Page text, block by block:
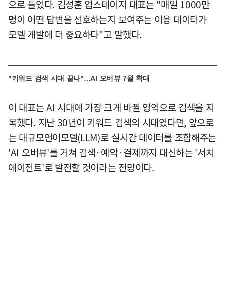
으로 들었다. 김성훈 업스테이지 대표는 "매일 1000만
명이 어떤 답변을 선호하는지 보여주는 이용 데이터가
모델 개발에 더 중요하다"고 말했다.
"키워드 검색 시대 끝나"…AI 오버뷰 7월 확대
이 대표는 AI 시대에 가장 크게 바뀔 영역으로 검색을 지
목했다. 지난 30년이 키워드 검색의 시대였다면, 앞으로
는 대규모언어모델(LLM)로 실시간 데이터를 조합해주는
'AI 오버뷰'를 거쳐 검색·예약·결제까지 대신하는 '서치
에이전트'로 발전할 것이라는 전망이다.